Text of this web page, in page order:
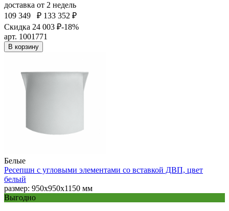
доставка от 2 недель
109 349
₽ 133 352 ₽
Скидка 24 003 ₽-18%
арт. 1001771
В корзину
Белые
Ресепшн с угловыми элементами со вставкой ДВП, цвет
белый
размер: 950х950х1150 мм
Выгодно